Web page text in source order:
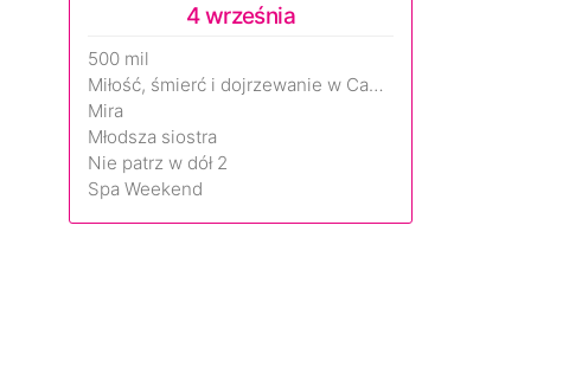
4 września
500 mil
Miłość, śmierć i dojrzewanie w Camp Miasma
Mira
Młodsza siostra
Nie patrz w dół 2
Spa Weekend